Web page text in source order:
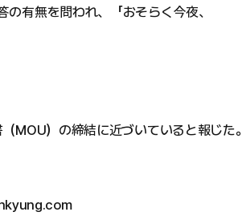
有無を問われ、「おそらく今夜、
MOU）の締結に近づいていると報じた。